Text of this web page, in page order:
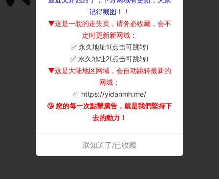
记得截图！！
▼这是一耽的走失页，请务必收藏，会不
定时更新新网域：
✅ 永久地址1(点击可跳转)
✅ 永久地址2(点击可跳转)
▼这是大陆地区网域，会自动跳转最新的
网域：
✅ https://yidanmh.me/
😘 您的每一次點擊廣告，就是我們堅持下
去的動力！
朕知道了/已收藏